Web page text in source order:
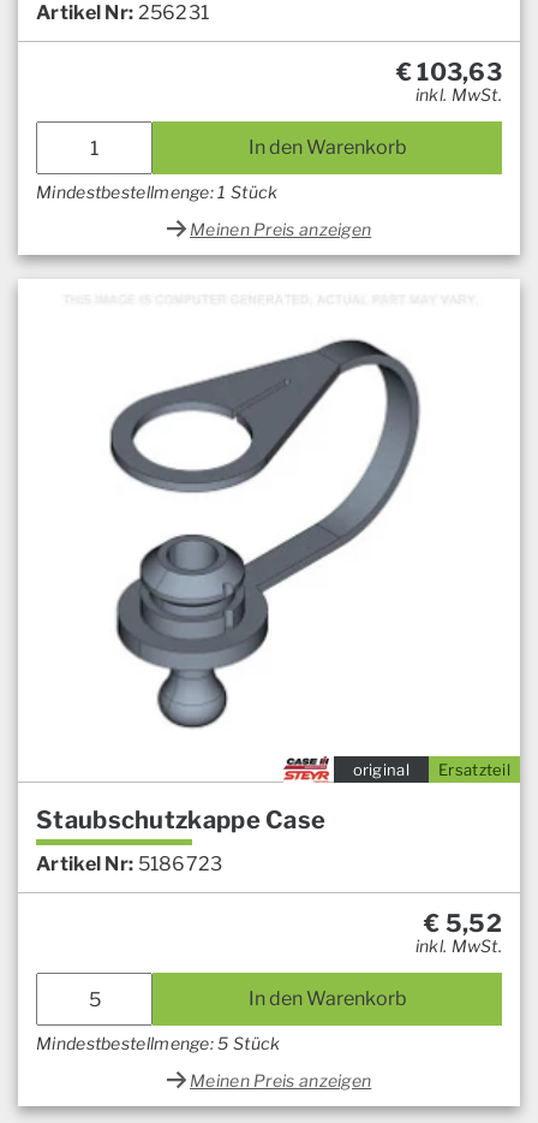
Artikel Nr: 256231
€103,63
inkl. MwSt.
In den Warenkorb
Mindestbestellmenge: 1 Stück
Meinen Preis anzeigen
Ersatzteil
original
Staubschutzkappe Case
Artikel Nr: 5186723
€ 5,52
inkl. MwSt.
In den Warenkorb
Mindestbestellmenge: 5 Stück
Meinen Preis anzeigen